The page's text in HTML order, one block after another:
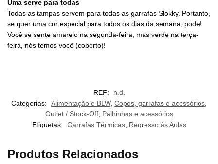
Uma serve para todas
Todas as tampas servem para todas as garrafas Slokky. Portanto,
se quer uma cor especial para todos os dias da semana, pode!
Você se sente amarelo na segunda-feira, mas verde na terça-
feira, nós temos você (coberto)!
REF:
n.d.
Categorias:
Alimentação e BLW, Copos, garrafas e acessórios,
Outlet / Stock-Off, Palhinhas e acessórios
Etiquetas:
Garrafas Térmicas, Regresso às Aulas
Produtos Relacionados